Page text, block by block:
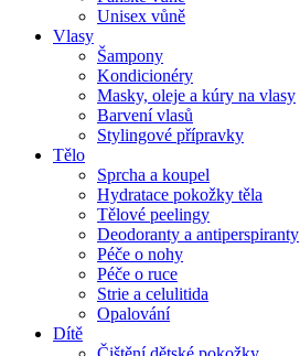
Unisex vůně
Vlasy
Šampony
Kondicionéry
Masky, oleje a kúry na vlasy
Barvení vlasů
Stylingové přípravky
Tělo
Sprcha a koupel
Hydratace pokožky těla
Tělové peelingy
Deodoranty a antiperspiranty
Péče o nohy
Péče o ruce
Strie a celulitida
Opalování
Dítě